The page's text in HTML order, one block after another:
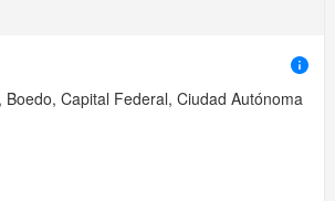
Boedo, Capital Federal, Ciudad Autónoma